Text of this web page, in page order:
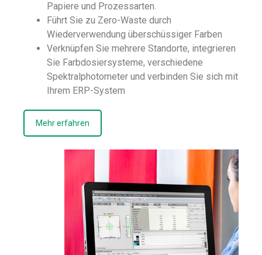
Papiere und Prozessarten.
Führt Sie zu Zero-Waste durch
Wiederverwendung überschüssiger Farben
Verknüpfen Sie mehrere Standorte, integrieren
Sie Farbdosiersysteme, verschiedene
Spektralphotometer und verbinden Sie sich mit
Ihrem ERP-System
Mehr erfahren